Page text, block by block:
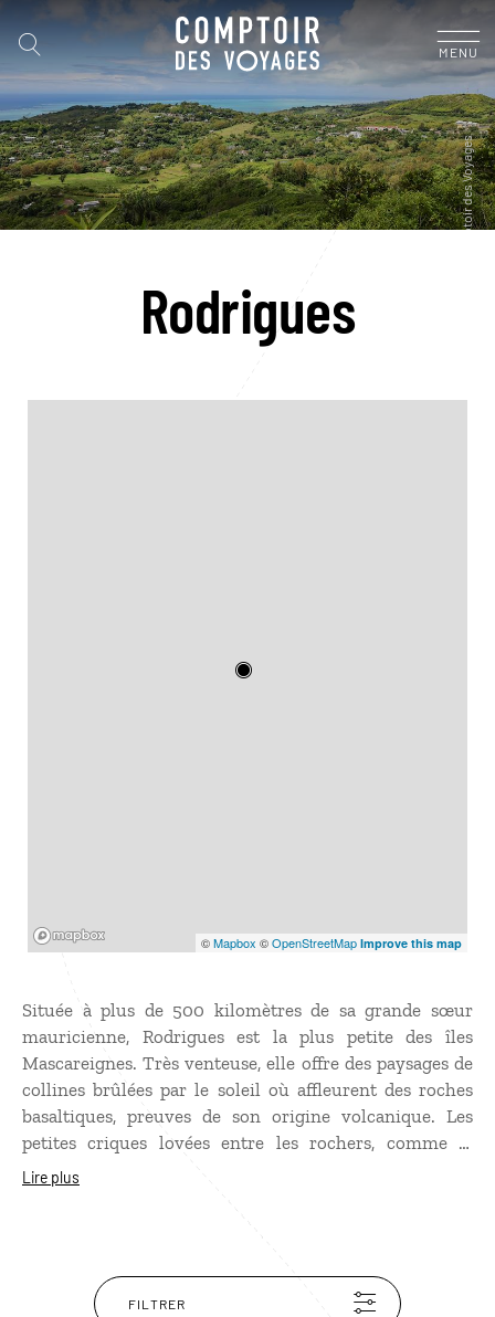
MENU
Rodrigues
©Mapbox ©OpenStreetMap Improve this map
Située à plus de 500 kilomètres de sa grande sœur
mauricienne, Rodrigues est la plus petite des îles
Mascareignes. Très venteuse, elle offre des paysages de
collines brûlées par le soleil où affleurent des roches
basaltiques, preuves de son origine volcanique. Les
petites criques lovées entre les rochers, comme la
merveilleuse Anse Philibert, ont un faux air de
Lire plus
FILTRER